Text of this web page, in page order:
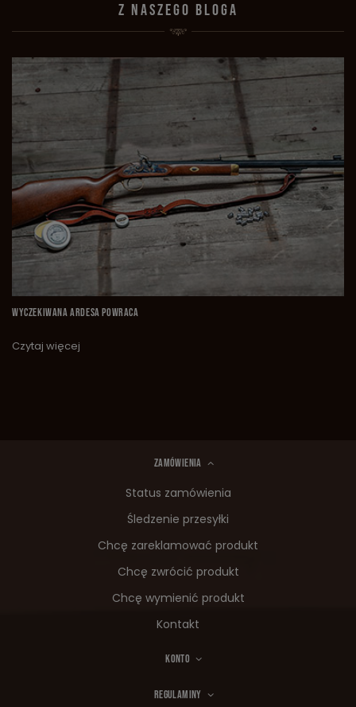
Z NASZEGO BLOGA
WYCZEKIWANA ARDESA POWRACA
Czytaj więcej
ZAMÓWIENIA
Status zamówienia
Śledzenie przesyłki
Chcę zareklamować produkt
Chcę zwrócić produkt
Chcę wymienić produkt
Kontakt
KONTO
REGULAMINY